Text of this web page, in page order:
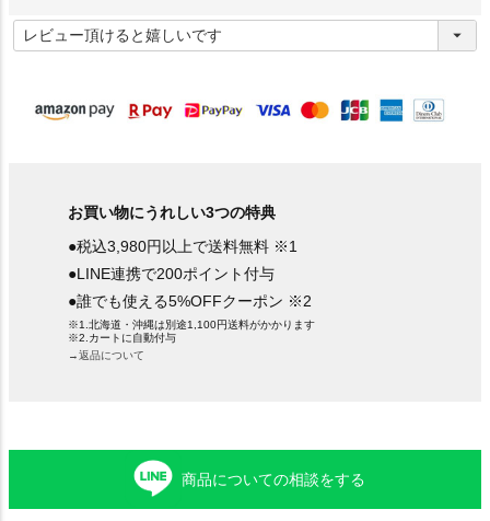
必
須
お買い物にうれしい3つの特典
●税込3,980円以上で送料無料 ※1
●LINE連携で200ポイント付与
●誰でも使える5%OFFクーポン ※2
※1.北海道・沖縄は別途1,100円送料がかかります
※2.カートに自動付与
→返品について
商品についての相談をする